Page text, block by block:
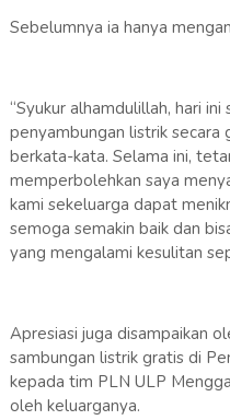
Sebelumnya ia hanya
“Syukur alhamdulillah, hari
penyambungan listrik secara
berkata-kata. Selama ini,
memperbolehkan saya
kami sekeluarga dapat
semoga semakin baik dan
yang mengalami kesulitan
Apresiasi juga disampaikan
sambungan listrik gratis di
kepada tim PLN ULP
oleh keluarganya.